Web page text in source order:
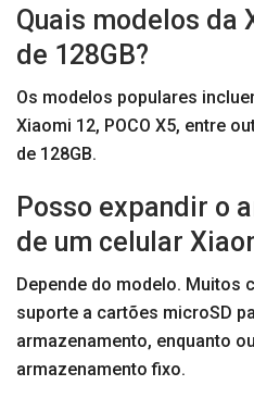
Quais modelos da
de 128GB?
Os modelos populares
Xiaomi 12, POCO X5, entre
de 128GB.
Posso expandir o
de um celular
Depende do modelo. Muitos
suporte a cartões microSD
armazenamento, enquanto
armazenamento fixo.